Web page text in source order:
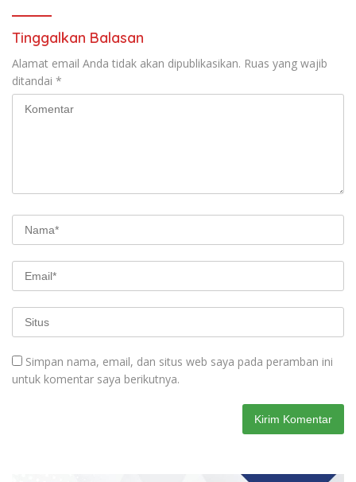
Tinggalkan Balasan
Alamat email Anda tidak akan dipublikasikan. Ruas yang wajib
ditandai *
Simpan nama, email, dan situs web saya pada peramban ini
untuk komentar saya berikutnya.